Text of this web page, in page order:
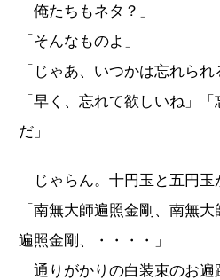
「俺たちもネタ？」
「そんなものよ」
「じゃあ、いつかは忘れられ
「早く、忘れて欲しいね」
だ」
じゃらん。十円玉と五円玉
「南無大師遍照金剛、南無
遍照金剛、・・・・」
通りがかりの白装束のお遍